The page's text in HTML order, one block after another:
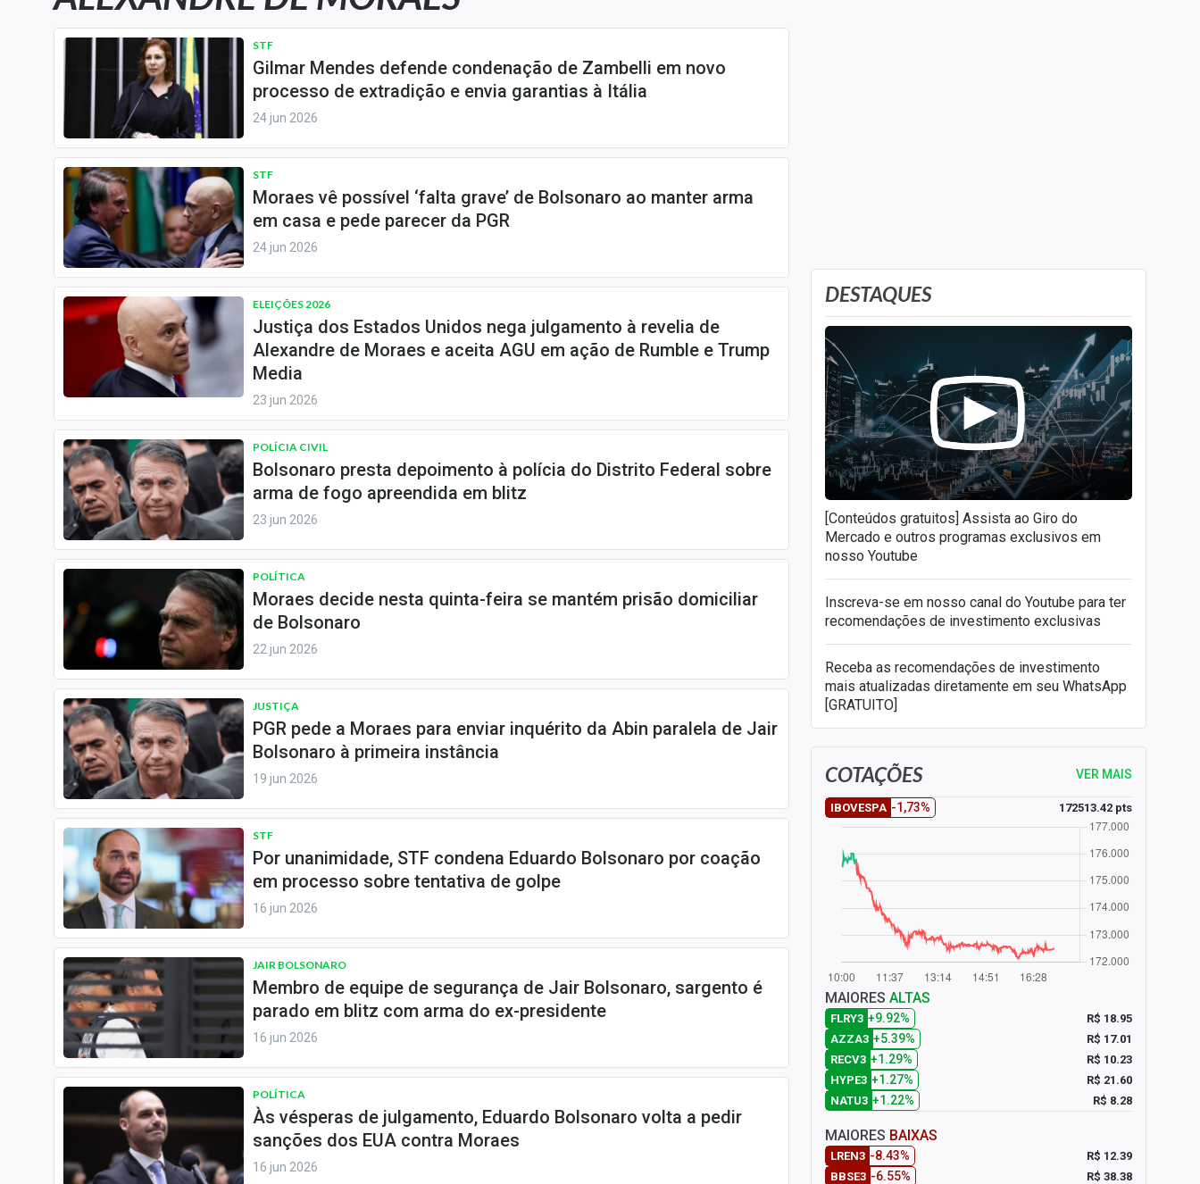
Central de Dividendos
Central de Fundos
Imobiliários
Central dos IPOs
Renda Fixa
Finanças Pessoais
Mercados
Economia
Empresas
Marketing
Tecnologia
Conteúdo de Marca
Expediente
STF
Gilmar Mendes defende condenação de Zambelli em novo
processo de extradição e envia garantias à Itália
24 jun 2026
STF
Moraes vê possível ‘falta grave’ de Bolsonaro ao manter arma
em casa e pede parecer da PGR
24 jun 2026
ELEIÇÕES 2026
Justiça dos Estados Unidos nega julgamento à revelia de
Alexandre de Moraes e aceita AGU em ação de Rumble e Trump
Media
23 jun 2026
POLÍCIA CIVIL
Bolsonaro presta depoimento à polícia do Distrito Federal sobre
arma de fogo apreendida em blitz
23 jun 2026
POLÍTICA
Moraes decide nesta quinta-feira se mantém prisão domiciliar
de Bolsonaro
22 jun 2026
JUSTIÇA
PGR pede a Moraes para enviar inquérito da Abin paralela de Jair
Bolsonaro à primeira instância
19 jun 2026
STF
Por unanimidade, STF condena Eduardo Bolsonaro por coação
em processo sobre tentativa de golpe
16 jun 2026
JAIR BOLSONARO
Membro de equipe de segurança de Jair Bolsonaro, sargento é
parado em blitz com arma do ex-presidente
16 jun 2026
POLÍTICA
Às vésperas de julgamento, Eduardo Bolsonaro volta a pedir
sanções dos EUA contra Moraes
16 jun 2026
DESTAQUES
[Conteúdos gratuitos] Assista ao Giro do
Mercado e outros programas exclusivos em
nosso Youtube
Inscreva-se em nosso canal do Youtube para ter
recomendações de investimento exclusivas
Receba as recomendações de investimento
mais atualizadas diretamente em seu WhatsApp
[GRATUITO]
COTAÇÕES VER MAIS
IBOVESPA -1,73% 172513.42 pts
MAIORES ALTAS
FLRY3 +9.92%
R$ 18.95
AZZA3 +5.39%
R$ 17.01
RECV3 +1.29%
R$ 10.23
HYPE3 +1.27%
R$ 21.60
NATU3 +1.22% R$ 8.28
MAIORES BAIXAS
LREN3 -8.43%
R$ 12.39
BBSE3 -6.55%
R$ 38.38